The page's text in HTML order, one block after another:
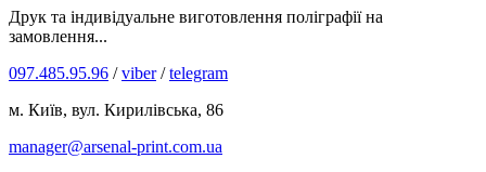
Друк та індивідуальне виготовлення поліграфії на
замовлення...
097.485.95.96 /viber/telegram
м. Київ, вул. Кирилівська, 86
manager@arsenal-print.com.ua